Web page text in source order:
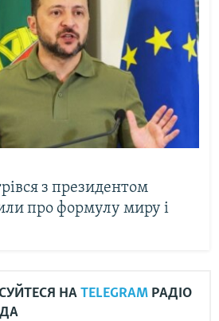
з президентом
про формулу миру і
НА TELEGRAM РАДІО